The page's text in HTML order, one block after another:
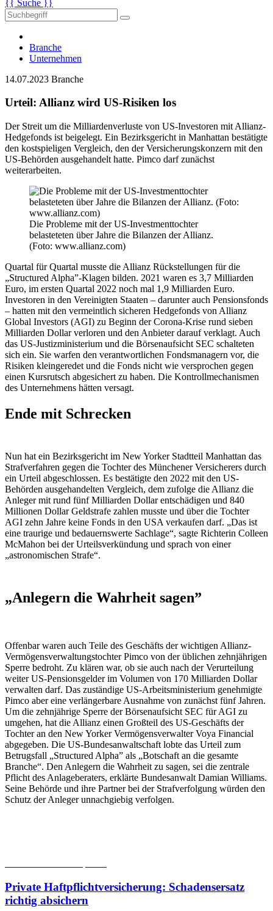
{{ Suche }}
Branche
Unternehmen
14.07.2023 Branche
Urteil: Allianz wird US-Risiken los
Der Streit um die Milliardenverluste von US-Investoren mit Allianz-
Hedgefonds ist beigelegt. Ein Bezirksgericht in Manhattan bestätigte
den kostspieligen Vergleich, den der Versicherungskonzern mit den
US-Behörden ausgehandelt hatte. Pimco darf zunächst
weiterarbeiten.
Die Probleme mit der US-Investmenttochter
belasteteten über Jahre die Bilanzen der Allianz.
(Foto: www.allianz.com)
Quartal für Quartal musste die Allianz Rückstellungen für die
„Structured Alpha”-Klagen bilden. 2021 waren es 3,7 Milliarden
Euro, im ersten Quartal 2022 noch mal 1,9 Milliarden Euro.
Investoren in den Vereinigten Staaten – darunter auch Pensionsfonds
– hatten mit den vermeintlich sicheren Hedgefonds von Allianz
Global Investors (AGI) zu Beginn der Corona-Krise rund sieben
Milliarden Dollar verloren und den Anbieter darauf verklagt. Auch
das US-Justizministerium und die Börsenaufsicht SEC schalteten
sich ein. Sie warfen den verantwortlichen Fondsmanagern vor, die
Risiken kleingeredet und die Fonds nicht wie versprochen gegen
einen Kursrutsch abgesichert zu haben. Die Kontrollmechanismen
des Unternehmens hätten versagt.
Ende mit Schrecken
Nun hat ein Bezirksgericht im New Yorker Stadtteil Manhattan das
Strafverfahren gegen die Tochter des Münchener Versicherers durch
ein Urteil abgeschlossen. Es bestätigte den 2022 mit den US-
Behörden ausgehandelten Vergleich, dem zufolge die Allianz die
Anleger mit rund fünf Milliarden Dollar entschädigen und 840
Millionen Dollar Geldstrafe zahlen musste und über die Tochter
AGI zehn Jahre keine Fonds in den USA verkaufen darf. „Das ist
eine traurige und bedauernswerte Sachlage“, sagte Richterin Colleen
McMahon bei der Urteilsverkündung und sprach von einer
„astronomischen Strafe“.
„Anlegern die Wahrheit sagen”
Offenbar waren auch Teile des Geschäfts der wichtigen Allianz-
Vermögensverwaltungstochter Pimco von der üblichen zehnjährigen
Sperre bedroht. Zu klären war, ob sie auch nach der Verurteilung
weiter US-Pensionsgelder im Volumen von 170 Milliarden Dollar
verwalten darf. Das zuständige US-Arbeitsministerium genehmigte
Pimco aber eine verlängerbare Ausnahme von zunächst fünf Jahren.
Um die zehnjährige Sperre der Börsenaufsicht SEC für AGI zu
umgehen, hat die Allianz einen Großteil des US-Geschäfts der
Tochter an den New Yorker Vermögensverwalter Voya Financial
abgegeben. Die US-Bundesanwaltschaft lobte das Urteil zum
Betrugsfall „Structured Alpha” als „Botschaft an die gesamte
Branche“. Den Anlegern die Wahrheit zu sagen, sei die zentrale
Pflicht des Anlageberaters, erklärte Bundesanwalt Damian Williams.
Seine Behörde und ihre Partner bei der Strafverfolgung würden den
Schutz der Anleger unnachgiebig verfolgen.
Private Haftpflichtversicherung: Schadensersatz
richtig absichern